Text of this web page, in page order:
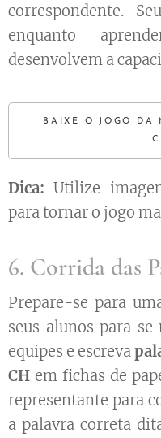
correspondente.
enquanto
desenvolvem a
BAIXE O JOGO DA
Dica: Utilize
para tornar o jogo
6. Corrida das
Prepare-se para
seus alunos para
equipes e escreva
CH em fichas de
representante para
a palavra correta